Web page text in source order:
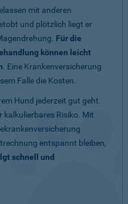
mit anderen
und plötzlich liegt er
Für die
können leicht
. Eine Krankenversicherung
Falle die Kosten.
Hund jederzeit gut geht.
kalkulierbares Risiko. Mit
entspannt bleiben,
schnell und